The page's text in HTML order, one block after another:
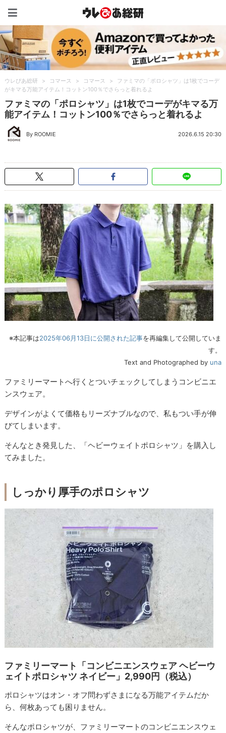
ウレぴあ総研 > コマース > コマース >
ファミマの「ポロシャツ」は1枚でコーデ
がキマる万能アイテム！コットン100％でさらっと着れるよ
ファミマの「ポロシャツ」は1枚でコーデがキマる万
能アイテム！コットン100％でさらっと着れるよ
By ROOMIE 2026.6.15 20:30
※本記事は2025年06月13日に公開された記事を再編集して公開していま
す。
Text and Photographed by una
ファミリーマートへ行くとついチェックしてしまうコンビニエ
ンスウェア。
デザインがよくて価格もリーズナブルなので、私もつい手が伸
びてしまいます。
そんなとき発見した、「ヘビーウェイトポロシャツ」を購入し
てみました。
しっかり厚手のポロシャツ
ファミリーマート「コンビニエンスウェア ヘビーウ
ェイトポロシャツ ネイビー」2,990円（税込）
ポロシャツはオン・オフ問わずさまになる万能アイテムだか
ら、何枚あっても困りません。
そんなポロシャツが、ファミリーマートのコンビニエンスウェ